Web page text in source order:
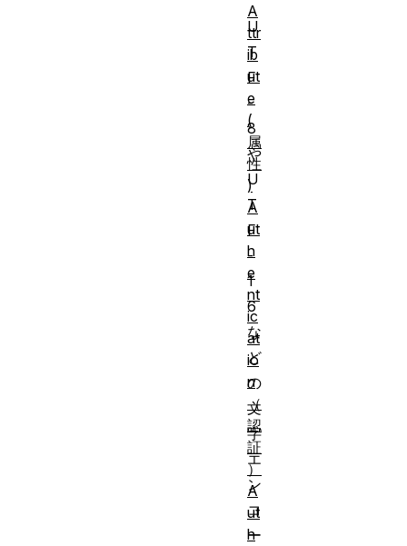
U
T
F
-
8
や
U
T
F
-
1
6
な
ど
の
文
字
エ
ン
コ
ー
A
ttr
ib
ut
e
(
属
性
)
A
ut
h
e
nt
ic
at
io
n
（
認
証
）
A
ut
h